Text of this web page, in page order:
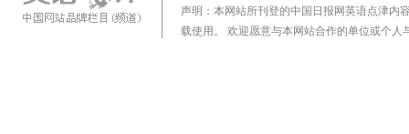
声明：本网站所刊登的中国日报网英语点津内
载使用。 欢迎愿意与本网站合作的单位或个人